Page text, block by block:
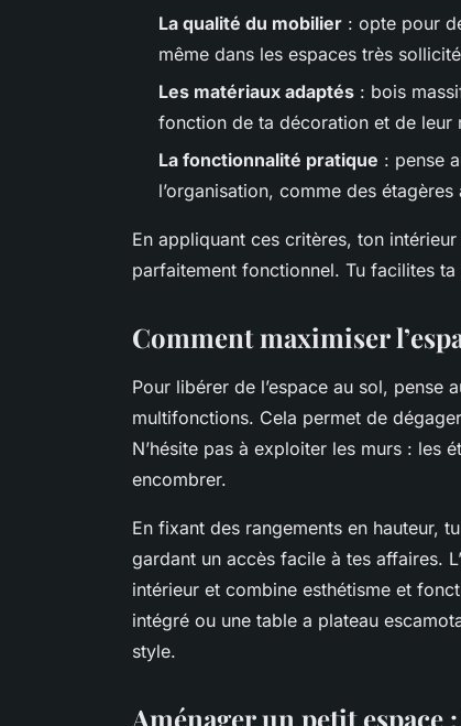
La qualité du mobilier : opte pour
même dans les espaces très
Les matériaux adaptés : bois
fonction de ta décoration et de leur
La fonctionnalité pratique : pense
l’organisation, comme des
En appliquant ces critères, ton
parfaitement fonctionnel. Tu facilites
Comment maximiser
Pour libérer de l’espace au sol, pense
multifonctions. Cela permet de
N’hésite pas à exploiter les murs : les
encombrer.
En fixant des rangements en hauteur,
gardant un accès facile à tes affaires.
intérieur et combine esthétisme et
intégré ou une table a plateau
style.
Aménager un petit